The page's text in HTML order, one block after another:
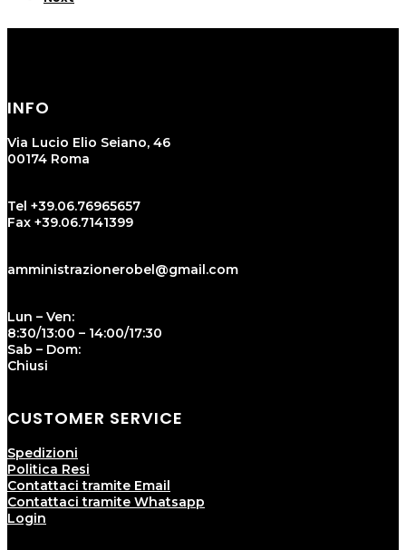
INFO
Via Lucio Elio Seiano, 46
00174 Roma
Tel +39.06.76965657
Fax +39.06.7141399
amministrazionerobel@gmail.com
Lun – Ven:
8:30/13:00 – 14:00/17:30
Sab – Dom:
Chiusi
CUSTOMER SERVICE
Spedizioni
Politica Resi
Contattaci tramite Email
Contattaci tramite Whatsapp
Login